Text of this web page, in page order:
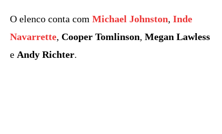
O elenco conta com Michael Johnston, Inde
Navarrette, Cooper Tomlinson, Megan Lawless
e Andy Richter.